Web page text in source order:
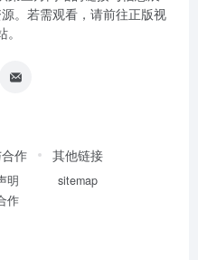
。若需观看，请前往正版视
作
明
作
其他链接
sitemap